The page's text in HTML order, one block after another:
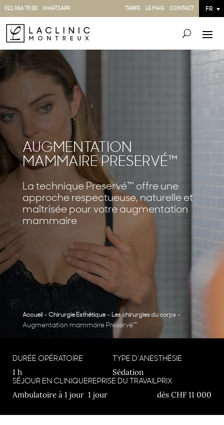
021 966 70 00 WHATSAPP TARIFS LE MAG CONTACT FR
AUGMENTATION
MAMMAIRE PRESERVÉ™
La technique Preservé™ offre une
approche respectueuse, naturelle et
maîtrisée pour votre augmentation
mammaire
Accueil - Chirurgie Esthétique- Les chirurgies du corps-
Augmentation mammaire Preservé™
DURÉE OPÉRATOIRE
1 h
TYPE D'ANESTHÉSIE
Sédation
SÉJOUR EN CLINIQUE
Ambulatoire à 1 jour
REPRISE DU TRAVAIL
1 jour
PRIX
dès CHF 11 000